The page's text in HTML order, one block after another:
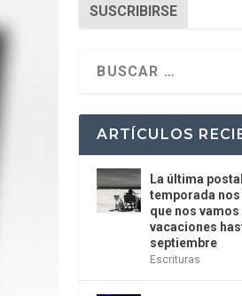
SUSCRIBIRSE
ARTÍCULOS
La última
temporada
que nos vamos
vacaciones
septiembre
Escrituras